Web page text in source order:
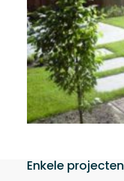
Enkele projecten